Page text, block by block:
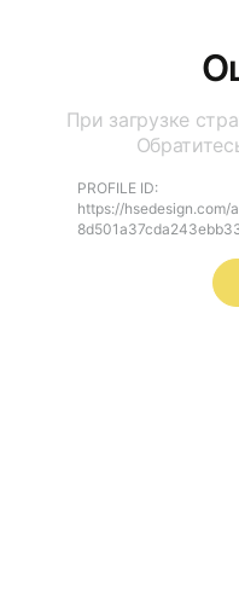
При загрузке
PROFILE ID:
https://